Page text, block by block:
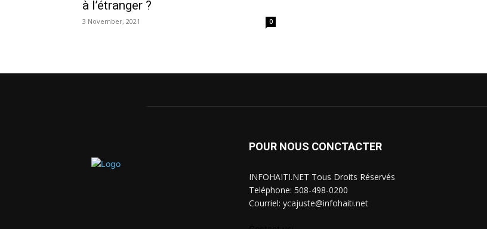
à l’étranger ?
3 November, 2021 0
POUR NOUS CONCTACTER
INFOHAITI.NET Tous Droits Réservés
Teléphone: 508-498-0200
Courriel: ycajuste@infohaiti.net